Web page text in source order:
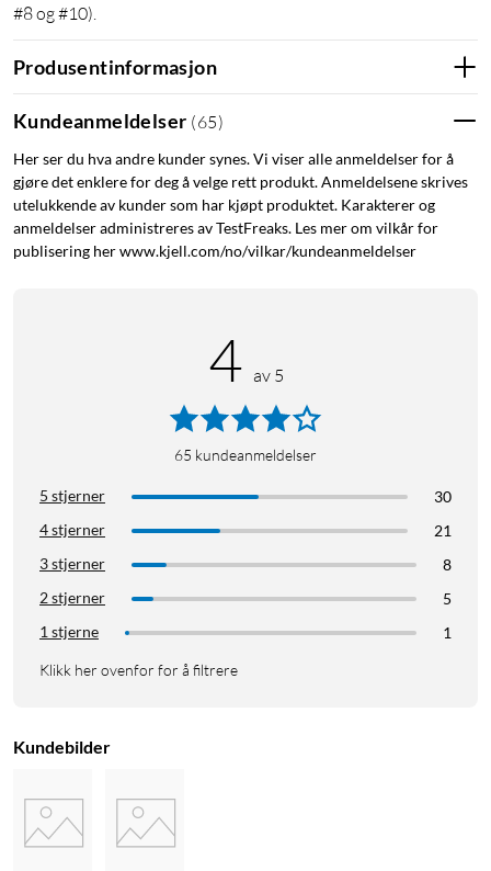
#8 og #10).
Produsentinformasjon
Kundeanmeldelser (65)
Her ser du hva andre kunder synes. Vi viser alle anmeldelser for å
gjøre det enklere for deg å velge rett produkt. Anmeldelsene skrives
utelukkende av kunder som har kjøpt produktet. Karakterer og
anmeldelser administreres av TestFreaks. Les mer om vilkår for
publisering her www.kjell.com/no/vilkar/kundeanmeldelser
4 av 5
65 kundeanmeldelser
5 stjerner
30
4 stjerner
21
3 stjerner
8
2 stjerner
5
1 stjerne
1
Klikk her ovenfor for å filtrere
Kundebilder